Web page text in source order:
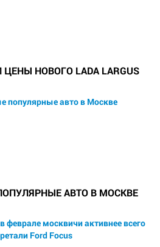
НОВОГО LADA LARGUS
АВТО В МОСКВЕ